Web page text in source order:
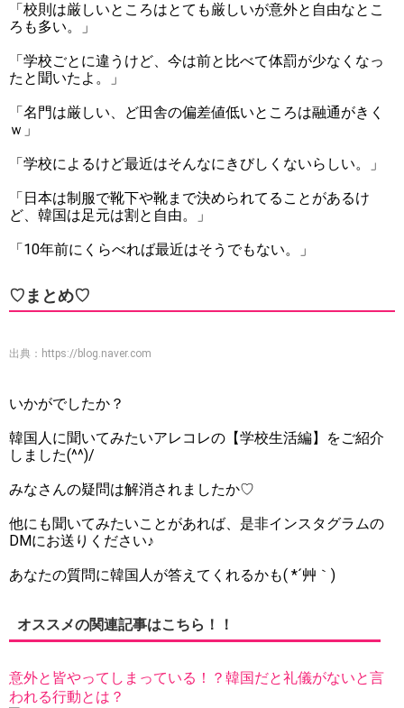
「校則は厳しいところはとても厳しいが意外と自由なとこ
ろも多い。」
「学校ごとに違うけど、今は前と比べて体罰が少なくなっ
たと聞いたよ。」
「名門は厳しい、ど田舎の偏差値低いところは融通がきく
ｗ」
「学校によるけど最近はそんなにきびしくないらしい。」
「日本は制服で靴下や靴まで決められてることがあるけ
ど、韓国は足元は割と自由。」
「10年前にくらべれば最近はそうでもない。」
♡まとめ♡
出典： https://blog.naver.com
いかがでしたか？
韓国人に聞いてみたいアレコレの【学校生活編】をご紹介
しました(^^)/
みなさんの疑問は解消されましたか♡
他にも聞いてみたいことがあれば、是非インスタグラムの
DMにお送りください♪
あなたの質問に韓国人が答えてくれるかも( *´艸｀)
オススメの関連記事はこちら！！
意外と皆やってしまっている！？韓国だと礼儀がないと言
われる行動とは？